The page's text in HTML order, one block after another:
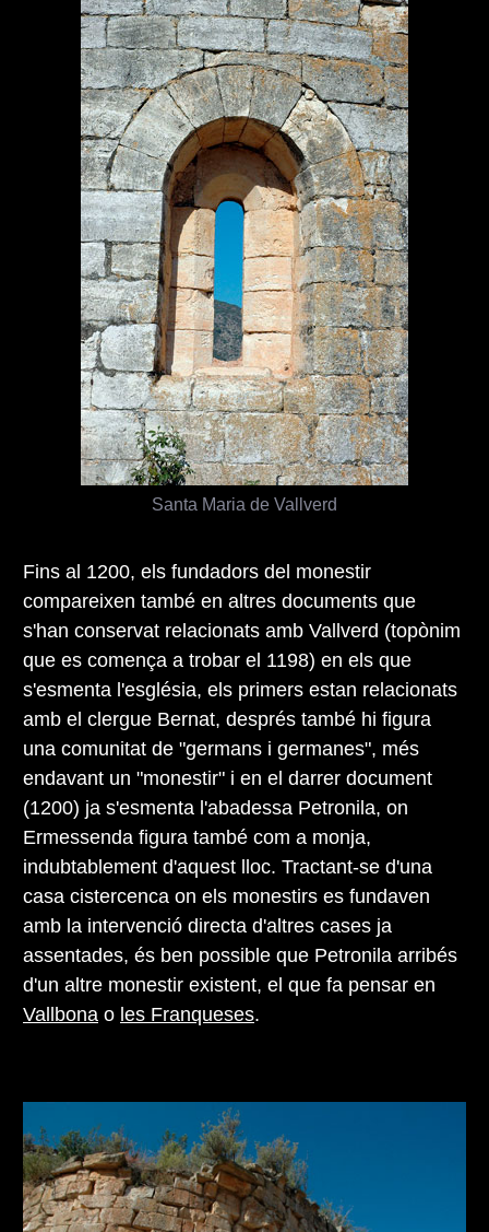
Fins al 1200, els fundadors del monestir
compareixen també en altres documents que
s'han conservat relacionats amb Vallverd (topònim
que es comença a trobar el 1198) en els que
s'esmenta l'església, els primers estan relacionats
amb el clergue Bernat, després també hi figura
una comunitat de "germans i germanes", més
endavant un "monestir" i en el darrer document
(1200) ja s'esmenta l'abadessa Petronila, on
Ermessenda figura també com a monja,
indubtablement d'aquest lloc. Tractant-se d'una
casa cistercenca on els monestirs es fundaven
amb la intervenció directa d'altres cases ja
assentades, és ben possible que Petronila arribés
d'un altre monestir existent, el que fa pensar en
Vallbona o les Franqueses.
Santa Maria de Vallverd